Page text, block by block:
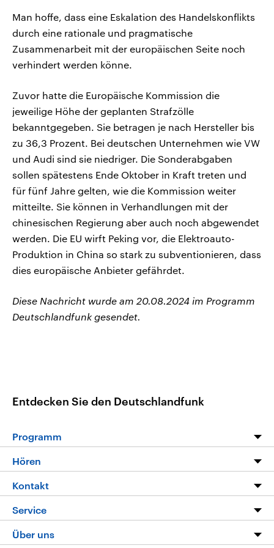
Man hoffe, dass eine Eskalation des Handelskonflikts
durch eine rationale und pragmatische
Zusammenarbeit mit der europäischen Seite noch
verhindert werden könne.
Zuvor hatte die Europäische Kommission die
jeweilige Höhe der geplanten Strafzölle
bekanntgegeben. Sie betragen je nach Hersteller bis
zu 36,3 Prozent. Bei deutschen Unternehmen wie VW
und Audi sind sie niedriger. Die Sonderabgaben
sollen spätestens Ende Oktober in Kraft treten und
für fünf Jahre gelten, wie die Kommission weiter
mitteilte. Sie können in Verhandlungen mit der
chinesischen Regierung aber auch noch abgewendet
werden. Die EU wirft Peking vor, die Elektroauto-
Produktion in China so stark zu subventionieren, dass
dies europäische Anbieter gefährdet.
Diese Nachricht wurde am 20.08.2024 im Programm
Deutschlandfunk gesendet.
Entdecken Sie den Deutschlandfunk
Programm
Programm
Die Nachrichten
Nachrichtenleicht
Neue Beiträge auf dlf.de
Hören
Livestream
Podcasts
Deutschlandfunk App
Kontakt
Hörerservice
Service
FAQ
Über uns